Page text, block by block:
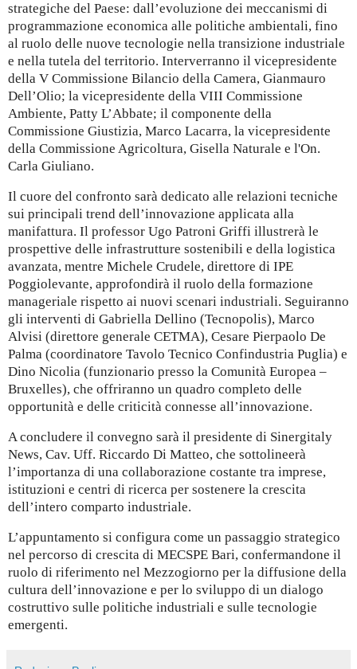
strategiche del Paese: dall’evoluzione dei meccanismi di
programmazione economica alle politiche ambientali, fino
al ruolo delle nuove tecnologie nella transizione industriale
e nella tutela del territorio. Interverranno il vicepresidente
della V Commissione Bilancio della Camera, Gianmauro
Dell’Olio; la vicepresidente della VIII Commissione
Ambiente, Patty L’Abbate; il componente della
Commissione Giustizia, Marco Lacarra, la vicepresidente
della Commissione Agricoltura, Gisella Naturale e l'On.
Carla Giuliano.
Il cuore del confronto sarà dedicato alle relazioni tecniche
sui principali trend dell’innovazione applicata alla
manifattura. Il professor Ugo Patroni Griffi illustrerà le
prospettive delle infrastrutture sostenibili e della logistica
avanzata, mentre Michele Crudele, direttore di IPE
Poggiolevante, approfondirà il ruolo della formazione
manageriale rispetto ai nuovi scenari industriali. Seguiranno
gli interventi di Gabriella Dellino (Tecnopolis), Marco
Alvisi (direttore generale CETMA), Cesare Pierpaolo De
Palma (coordinatore Tavolo Tecnico Confindustria Puglia) e
Dino Nicolia (funzionario presso la Comunità Europea –
Bruxelles), che offriranno un quadro completo delle
opportunità e delle criticità connesse all’innovazione.
A concludere il convegno sarà il presidente di Sinergitaly
News, Cav. Uff. Riccardo Di Matteo, che sottolineerà
l’importanza di una collaborazione costante tra imprese,
istituzioni e centri di ricerca per sostenere la crescita
dell’intero comparto industriale.
L’appuntamento si configura come un passaggio strategico
nel percorso di crescita di MECSPE Bari, confermandone il
ruolo di riferimento nel Mezzogiorno per la diffusione della
cultura dell’innovazione e per lo sviluppo di un dialogo
costruttivo sulle politiche industriali e sulle tecnologie
emergenti.